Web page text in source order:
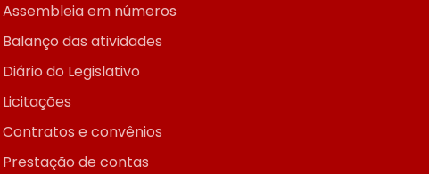
Assembleia em números
Balanço das atividades
Diário do Legislativo
Licitações
Contratos e convênios
Prestação de contas